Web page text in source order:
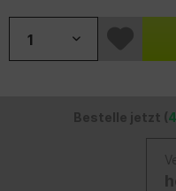
Bestelle jetzt (